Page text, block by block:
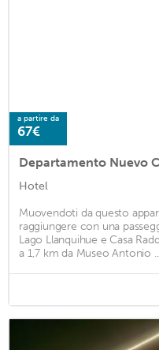
a partire da
67€
Departamento Nuevo
Hotel
Muovendoti da questo
raggiungere con una
Lago Llanquihue e Casa
a 1,7 km da Museo Antonio